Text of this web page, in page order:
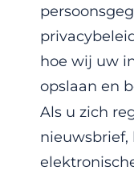
hoe wij uw
opslaan en
Als u zich